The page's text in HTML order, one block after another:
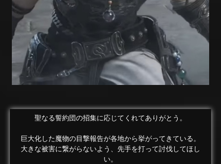
聖なる誓約団の招集に応じてくれてありがとう。
巨大化した魔物の目撃報告が各地から挙がってきている。
大きな被害に繋がらないよう、先手を打って討伐してほし
い。